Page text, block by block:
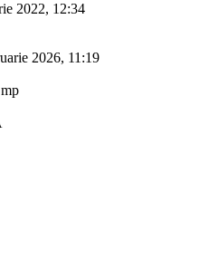
2022, 12:34
2026, 11:19